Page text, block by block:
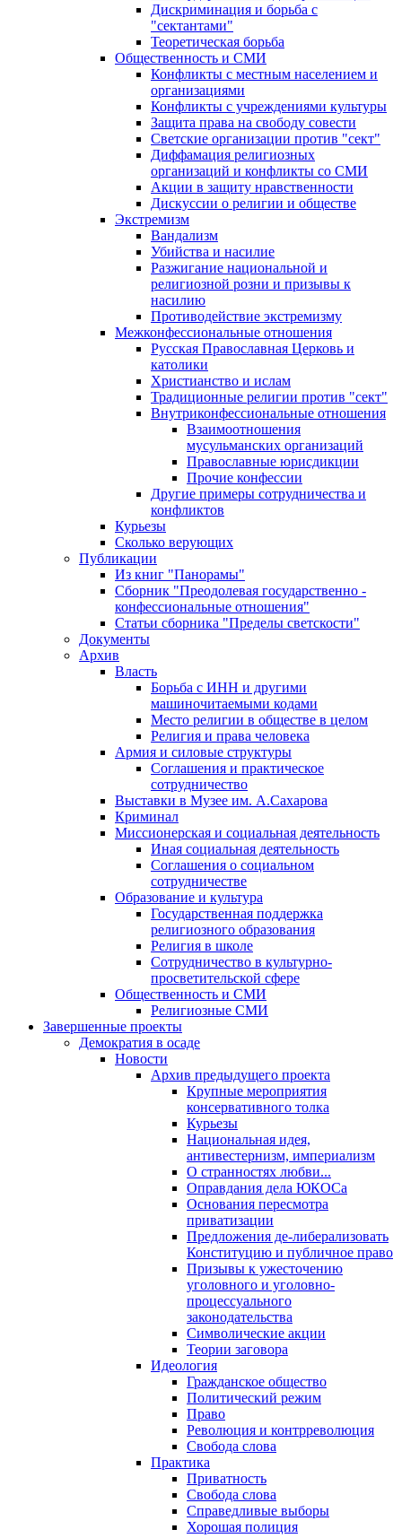
Дискриминация и борьба с
"сектантами"
Теоретическая борьба
Общественность и СМИ
Конфликты с местным населением и
организациями
Конфликты с учреждениями культуры
Защита права на свободу совести
Светские организации против "сект"
Диффамация религиозных
организаций и конфликты со СМИ
Акции в защиту нравственности
Дискуссии о религии и обществе
Экстремизм
Вандализм
Убийства и насилие
Разжигание национальной и
религиозной розни и призывы к
насилию
Противодействие экстремизму
Межконфессиональные отношения
Русская Православная Церковь и
католики
Христианство и ислам
Традиционные религии против "сект"
Внутриконфессиональные отношения
Взаимоотношения
мусульманских организаций
Православные юрисдикции
Прочие конфессии
Другие примеры сотрудничества и
конфликтов
Курьезы
Сколько верующих
Публикации
Из книг "Панорамы"
Сборник "Преодолевая государственно -
конфессиональные отношения"
Статьи сборника "Пределы светскости"
Документы
Архив
Власть
Борьба с ИНН и другими
машиночитаемыми кодами
Место религии в обществе в целом
Религия и права человека
Армия и силовые структуры
Соглашения и практическое
сотрудничество
Выставки в Музее им. А.Сахарова
Криминал
Миссионерская и социальная деятельность
Иная социальная деятельность
Соглашения о социальном
сотрудничестве
Образование и культура
Государственная поддержка
религиозного образования
Религия в школе
Сотрудничество в культурно-
просветительской сфере
Общественность и СМИ
Религиозные СМИ
Завершенные проекты
Демократия в осаде
Новости
Архив предыдущего проекта
Крупные мероприятия
консервативного толка
Курьезы
Национальная идея,
антивестернизм, империализм
О странностях любви...
Оправдания дела ЮКОСа
Основания пересмотра
приватизации
Предложения де-либерализовать
Конституцию и публичное право
Призывы к ужесточению
уголовного и уголовно-
процессуального
законодательства
Символические акции
Теории заговора
Идеология
Гражданское общество
Политический режим
Право
Революция и контрреволюция
Свобода слова
Практика
Приватность
Свобода слова
Справедливые выборы
Хорошая полиция